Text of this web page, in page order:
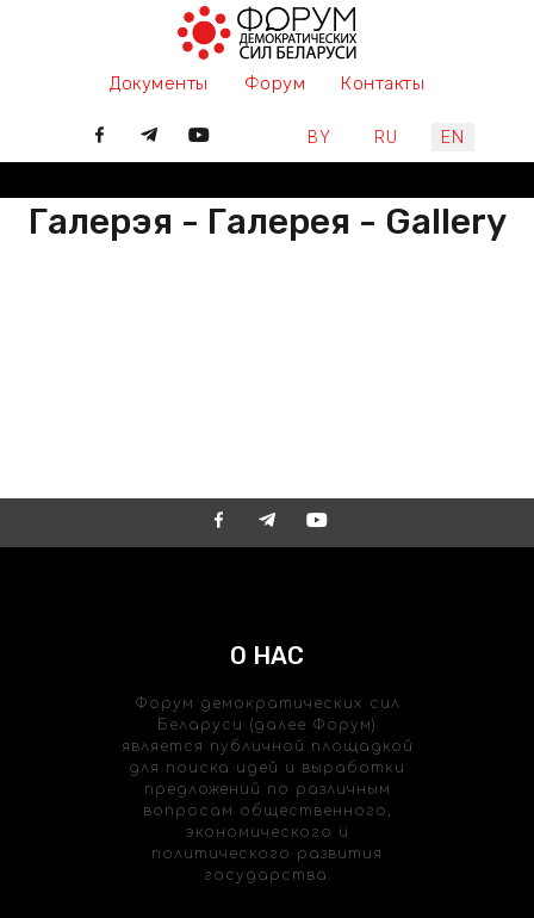
Документы Форум Контакты
Select your language
BY RU EN
Галерэя - Галерея - Gallery
О НАС
Форум демократических сил
Беларуси (далее Форум)
является публичной площадкой
для поиска идей и выработки
предложений по различным
вопросам общественного,
экономического и
политического развития
государства.